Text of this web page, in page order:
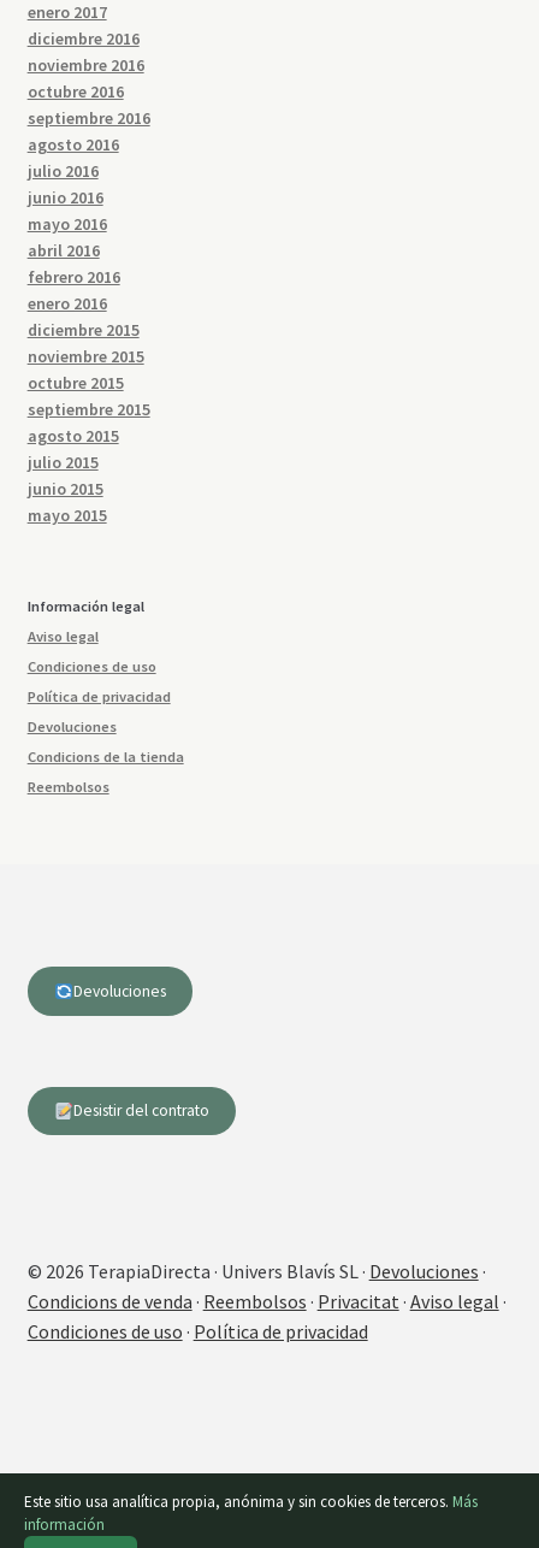
enero 2017
diciembre 2016
noviembre 2016
octubre 2016
septiembre 2016
agosto 2016
julio 2016
junio 2016
mayo 2016
abril 2016
febrero 2016
enero 2016
diciembre 2015
noviembre 2015
octubre 2015
septiembre 2015
agosto 2015
julio 2015
junio 2015
mayo 2015
Información legal
Aviso legal
Condiciones de uso
Política de privacidad
Devoluciones
Condicions de la tienda
Reembolsos
Devoluciones
Desistir del contrato
© 2026 TerapiaDirecta · Univers Blavís SL · Devoluciones ·
Condicions de venda · Reembolsos · Privacitat · Aviso legal ·
Condiciones de uso · Política de privacidad
Este sitio usa analítica propia, anónima y sin cookies de terceros. Más
información